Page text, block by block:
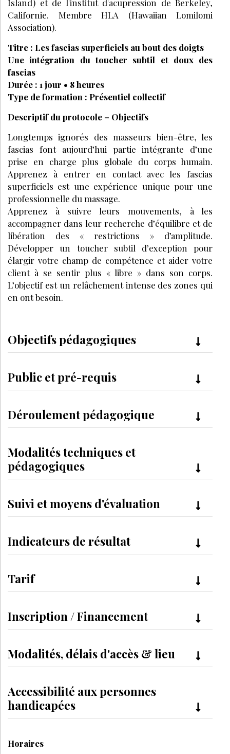
Island) et de l'institut d'acupression de Berkeley,
Californie. Membre HLA (Hawaiian Lomilomi
Association).
Titre : Les fascias superficiels au bout des doigts
Une intégration du toucher subtil et doux des
fascias
Durée : 1 jour • 8 heures
Type de formation : Présentiel collectif
Descriptif du protocole – Objectifs
Longtemps ignorés des masseurs bien-être, les
fascias font aujourd’hui partie intégrante d’une
prise en charge plus globale du corps humain.
Apprenez à entrer en contact avec les fascias
superficiels est une expérience unique pour une
professionnelle du massage.
Apprenez à suivre leurs mouvements, à les
accompagner dans leur recherche d’équilibre et de
libération des « restrictions » d’amplitude.
Développer un toucher subtil d’exception pour
élargir votre champ de compétence et aider votre
client à se sentir plus « libre » dans son corps.
L’objectif est un relâchement intense des zones qui
en ont besoin.
Objectifs pédagogiques
Public et pré-requis
Déroulement pédagogique
Modalités techniques et
pédagogiques
Suivi et moyens d'évaluation
Indicateurs de résultat
Tarif
Inscription / Financement
Modalités, délais d'accès & lieu
Accessibilité aux personnes
handicapées
Horaires